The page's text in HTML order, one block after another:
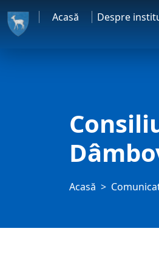
Acasă Despre
Acasă